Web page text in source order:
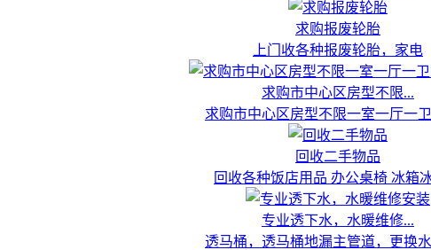
求购报废轮胎
上门收各种报废轮胎，家电
求购市中心区房型不限...
求购市中心区房型不限一室一厅一
回收二手物品
回收各种饭店用品 办公桌椅 冰箱
专业透下水，水暖维修...
透马桶，透马桶地漏主管道，更换